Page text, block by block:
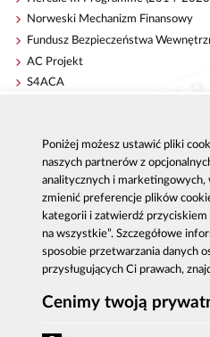
Norweski Mechanizm Finansowy
Fundusz Bezpieczeństwa
AC Projekt
S4ACA
Publikacje
Strategie antykorupcyjne
Platforma e-learningowa
Dla
Poniżej możesz ustawić pliki
naszych partnerów z
analitycznych i marketingowych,
zmienić preferencje plików
kategorii i zatwierdź przyciskiem
na wszystkie”. Szczegółowe
sposobie przetwarzania danych
przysługujących Ci prawach,
Cenimy twoją